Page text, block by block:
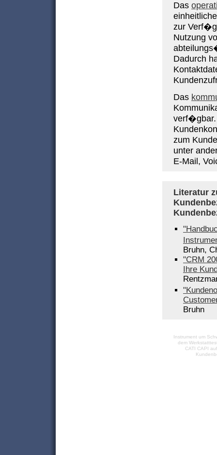
Das
zur
Nutzung
Dadurch
Das
verf�gbar.
zum
unter
E-Mail,
Literatur
Bruhn,
"CRM
Ihre
Bruhn
Instrument um
dem
CATI CAPI